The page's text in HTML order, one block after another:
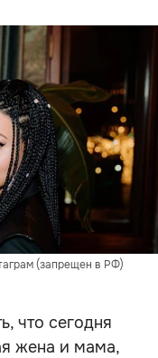
(запрещен в РФ)
что сегодня
жена и мама,